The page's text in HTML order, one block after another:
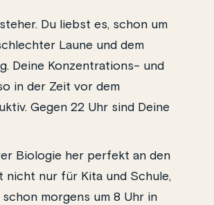
Du liebst es, schon um
Laune und dem
Deine Konzentrations- und
in der Zeit vor dem
Gegen 22 Uhr sind Deine
Biologie her perfekt an den
nicht nur für Kita und Schule,
morgens um 8 Uhr in